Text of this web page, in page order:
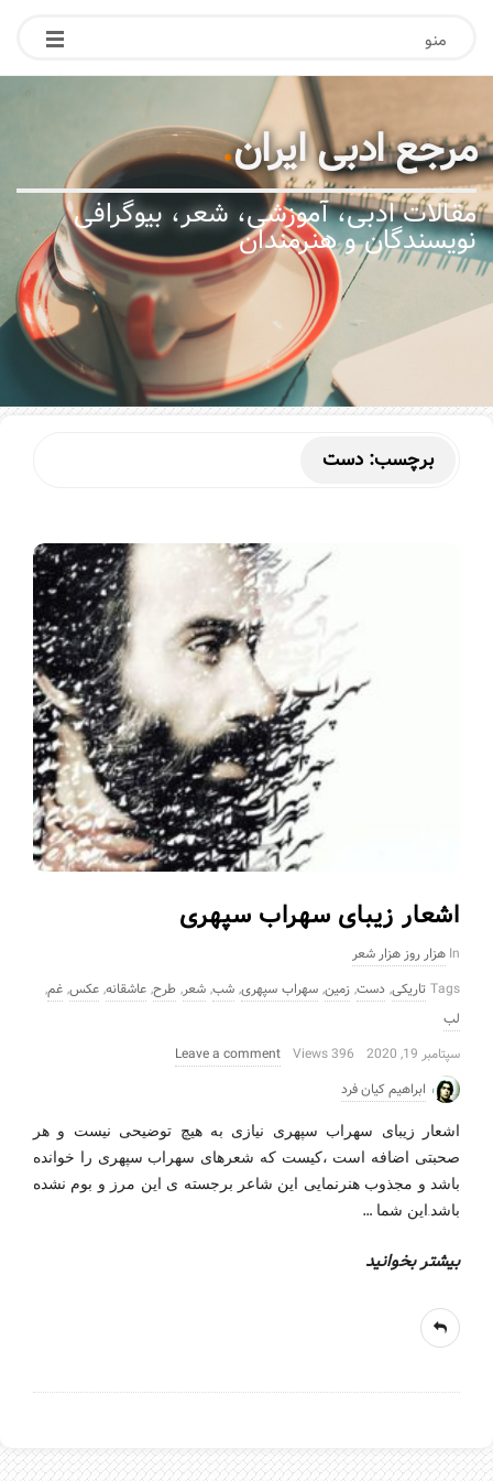
منو
مرجع ادبی ایران.
مقالات ادبی، آموزشی، شعر، بیوگرافی
نویسندگان و هنرمندان
برچسب: دست
اشعار زیبای سهراب سپهری
In هزار روز هزار شعر
Tags تاریکی, دست, زمین, سهراب سپهری, شب, شعر, طرح, عاشقانه, عکس, غم,
لب
سپتامبر 19, 2020
396 Views
Leave a comment
ابراهیم کیان فرد
اشعار زیبای سهراب سپهری نیازی به هیچ توضیحی نیست و هر
صحبتی اضافه است ،کیست که شعرهای سهراب سپهری را خوانده
باشد و مجذوب هنرنمایی این شاعر برجسته ی این مرز و بوم نشده
باشد.این شما …
بیشتر بخوانید